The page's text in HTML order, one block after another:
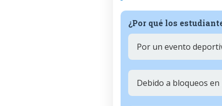
¿Por qué los
Por un evento
Debido a bloqueos